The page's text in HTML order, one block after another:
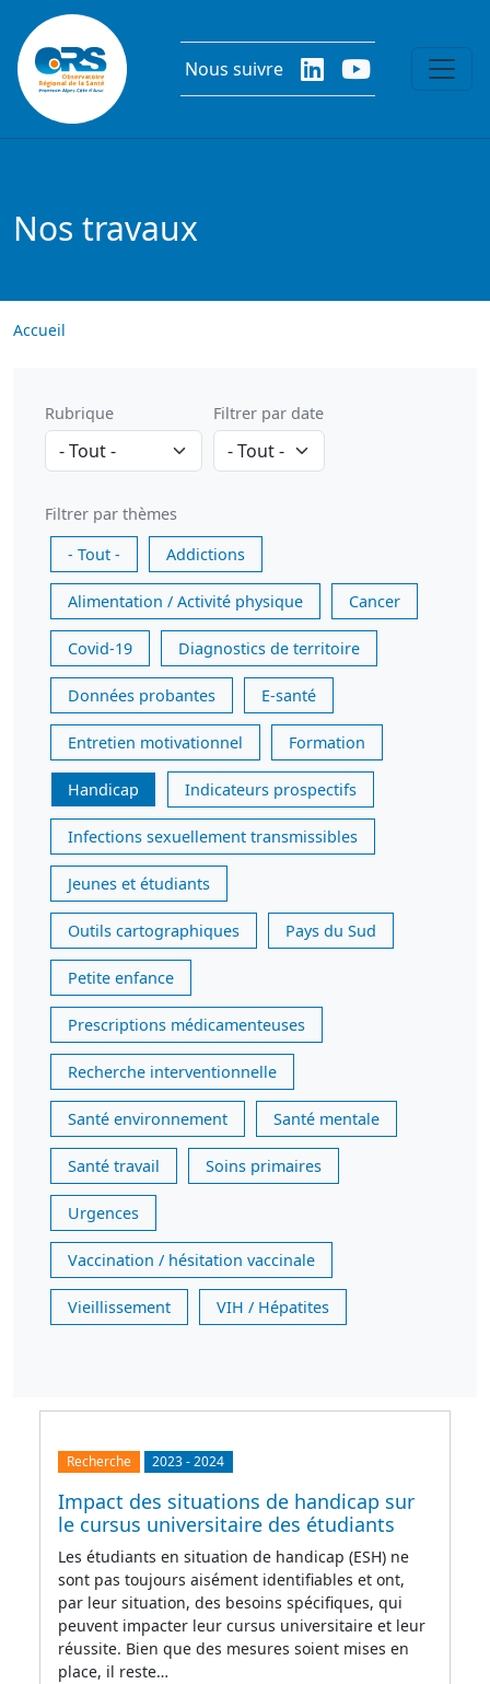
Aller au contenu principal
Nous suivre
Nos travaux
Accueil
Rubrique Filtrer par date
Filtrer par thèmes
- Tout -
Addictions
Alimentation / Activité physique Cancer
Covid-19 Diagnostics de territoire
Données probantes E-santé
Entretien motivationnel Formation
Handicap Indicateurs prospectifs
Infections sexuellement transmissibles
Jeunes et étudiants
Outils cartographiques Pays du Sud
Petite enfance
Prescriptions médicamenteuses
Recherche interventionnelle
Santé environnement Santé mentale
Santé travail Soins primaires
Urgences
Vaccination / hésitation vaccinale
Vieillissement VIH / Hépatites
Recherche 2023-2024
Impact des situations de handicap sur
le cursus universitaire des étudiants
Les étudiants en situation de handicap (ESH) ne
sont pas toujours aisément identifiables et ont,
par leur situation, des besoins spécifiques, qui
peuvent impacter leur cursus universitaire et leur
réussite. Bien que des mesures soient mises en
place, il reste…